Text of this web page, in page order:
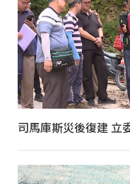
司馬庫斯災後復建 立